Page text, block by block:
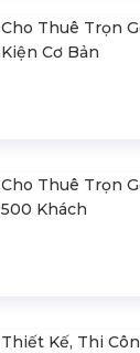
Cho Thuê Trọn
Kiện Cơ Bản
Cho Thuê Trọn
500 Khách
Thiết Kế, Thi